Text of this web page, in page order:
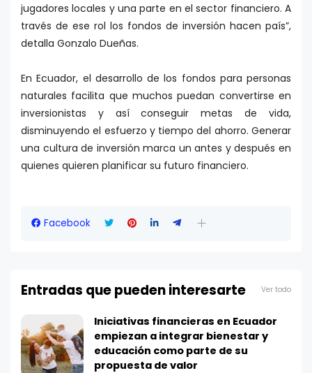
jugadores locales y una parte en el sector financiero. A
través de ese rol los fondos de inversión hacen país”,
detalla Gonzalo Dueñas.
En Ecuador, el desarrollo de los fondos para personas
naturales facilita que muchos puedan convertirse en
inversionistas y así conseguir metas de vida,
disminuyendo el esfuerzo y tiempo del ahorro. Generar
una cultura de inversión marca un antes y después en
quienes quieren planificar su futuro financiero.
Facebook
Entradas que pueden interesarte Ver todo
Iniciativas financieras en Ecuador
empiezan a integrar bienestar y
educación como parte de su
propuesta de valor